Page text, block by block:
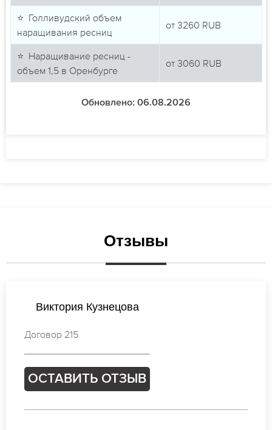
⭐ Голливудский объем
наращивания ресниц
от 3260 RUB
⭐ Наращивание ресниц -
объем 1,5 в Оренбурге
от 3060 RUB
Обновлено: 06.08.2026
Отзывы
Екатерина Иванова
Договор 009
ОСТАВИТЬ ОТЗЫВ